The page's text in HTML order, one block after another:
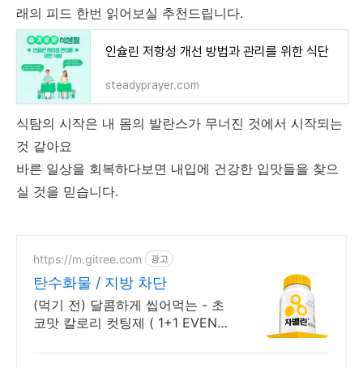
래의 피드 한번 읽어보실 추천드립니다.
인슐린 저항성 개선 방법과 관리를 위한 식단
steadyprayer.com
식탐의 시작은 내 몸의 발란스가 무너진 것에서 시작되는
것 같아요
바른 일상을 회복하다보면 내입에 건강한 입맛들을 찾으
실 것을 믿습니다.
https://m.gitree.com 광고
탄수화물 / 지방 차단
(먹기 전) 달콤하게 씹어먹는 - 초
코맛 칼로리 컷팅제 ( 1+1 EVENT